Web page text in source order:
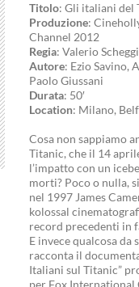
Titolo: Gli italiani del
Produzione:
Channel 2012
Regia: Valerio
Autore: Ezio Savino,
Paolo Giussani
Durata: 50′
Location: Milano,
Cosa non sappiamo
Titanic, che il 14
l’impatto con un
morti? Poco o nulla,
nel 1997 James
kolossal
record precedenti in
E invece qualcosa da
racconta il
Italiani sul Titanic”
per Fox International